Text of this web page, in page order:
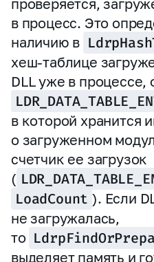
проверяется,
в процесс. Это
наличию в
хеш‑таблице
DLL уже в
в которой хранится
о загруженном
счетчик ее загрузок
(
LoadCount ). Если
не загружалась,
то
выделяет память и